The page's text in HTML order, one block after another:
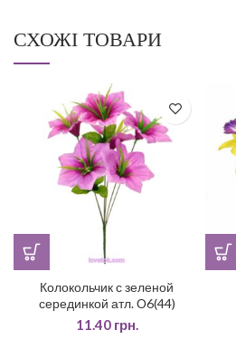
СХОЖІ ТОВАРИ
Колокольчик с зеленой
серединкой атл. О6(44)
11.40 грн.